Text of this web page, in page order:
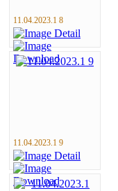
11.04.2023.1 8
11.04.2023.1 9